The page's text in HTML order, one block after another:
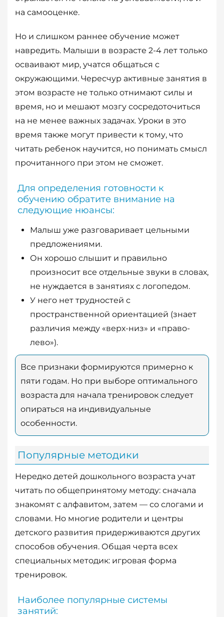
на самооценке.
Но и слишком раннее обучение может
навредить. Малыши в возрасте 2-4 лет только
осваивают мир, учатся общаться с
окружающими. Чересчур активные занятия в
этом возрасте не только отнимают силы и
время, но и мешают мозгу сосредоточиться
на не менее важных задачах. Уроки в это
время также могут привести к тому, что
читать ребенок научится, но понимать смысл
прочитанного при этом не сможет.
Для определения готовности к
обучению обратите внимание на
следующие нюансы:
Малыш уже разговаривает цельными
предложениями.
Он хорошо слышит и правильно
произносит все отдельные звуки в словах,
не нуждается в занятиях с логопедом.
У него нет трудностей с
пространственной ориентацией (знает
различия между «верх-низ» и «право-
лево»).
Все признаки формируются примерно к
пяти годам. Но при выборе оптимального
возраста для начала тренировок следует
опираться на индивидуальные
особенности.
Популярные методики
Нередко детей дошкольного возраста учат
читать по общепринятому методу: сначала
знакомят с алфавитом, затем — со слогами и
словами. Но многие родители и центры
детского развития придерживаются других
способов обучения. Общая черта всех
специальных методик: игровая форма
тренировок.
Наиболее популярные системы
занятий: